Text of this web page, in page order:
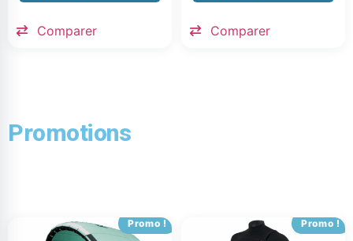
Comparer Comparer
Promotions
Promo ! Promo !